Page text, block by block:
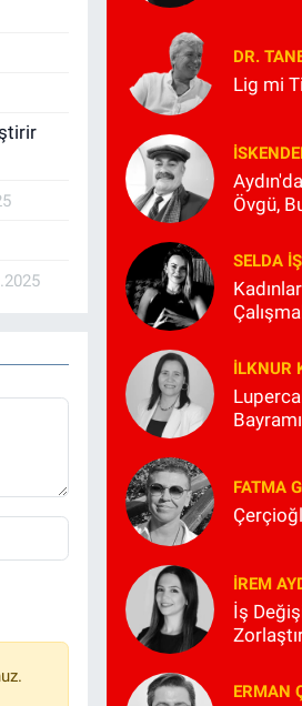
DR.
Lig mi
Övgü,
SELDA
İLKNUR
Bayramı
FATMA
İREM
İş
ERMAN